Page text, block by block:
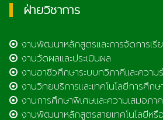
ฝ่ายวิชาการ
งานพัฒนาหลักสูตรและการจัดการเรี
งานวัดผลและประเมินผล
งานอาชีวศึกษาระบบทวิภาคีและความ
งานวิทยบริการและเทคโนโลยีการศึกษ
งานการศึกษาพิเศษและความเสมอภา
งานพัฒนาหลักสูตรสายเทคโนโลยีหรื